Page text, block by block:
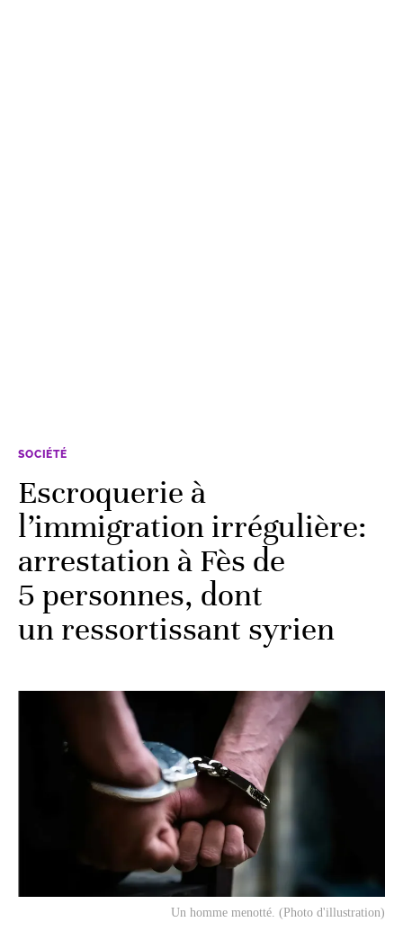
SOCIÉTÉ
Escroquerie à
l’immigration irrégulière:
arrestation à Fès de
5 personnes, dont
un ressortissant syrien
Un homme menotté. (Photo d'illustration)